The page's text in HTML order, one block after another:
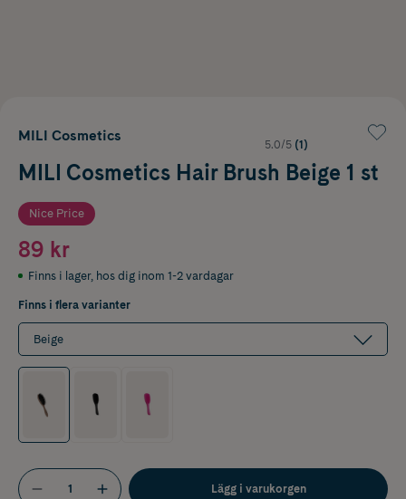
MILI Cosmetics
5.0/5 (1)
MILI Cosmetics Hair Brush Beige 1 st
Nice Price
89 kr
Finns i lager, hos dig inom 1-2 vardagar
Finns i flera varianter
Beige
Lägg i varukorgen